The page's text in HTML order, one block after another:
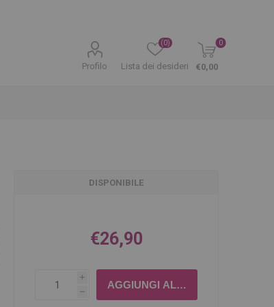
Profilo Lista dei desideri
(0) 0
€0,00
DISPONIBILE
€26,90
i
h